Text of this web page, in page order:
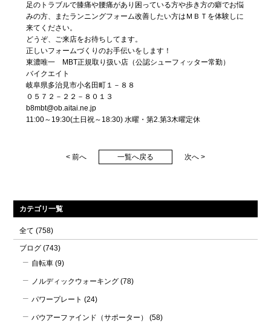
足のトラブルで膝痛や腰痛があり困っている方や歩き方の癖でお悩
みの方、またランニングフォーム改善したい方はＭＢＴを体験しに
来てください。
どうぞ、ご来店をお待ちしてます。
正しいフォームづくりのお手伝いをします！
東濃唯一 MBT正規取り扱い店（公認シューフィッター常勤）
バイクエイト
岐阜県多治見市小名田町１－８８
０５７２－２２－８０１３
b8mbt@ob.aitai.ne.jp
11:00～19:30(土日祝～18:30) 水曜・第2.第3木曜定休
< 前へ 一覧へ戻る 次へ >
カテゴリ一覧
全て (758)
ブログ (743)
自転車 (9)
ノルディックウォーキング (78)
パワープレート (24)
バウアーファインド（サポーター） (58)